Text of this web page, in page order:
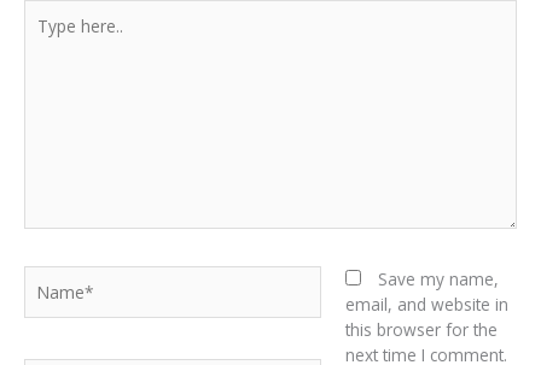
here..
Save my name,
email, and website in
this browser for the
next time I comment.